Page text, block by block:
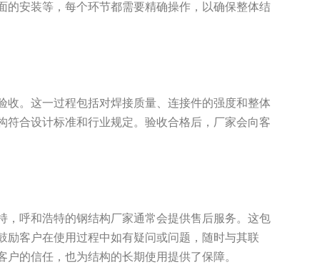
安装等，每个环节都需要精确操作，以确保整体结
。这一过程包括对焊接质量、连接件的强度和整体
合设计标准和行业规定。验收合格后，厂家会向客
，呼和浩特的钢结构厂家通常会提供售后服务。这包
客户在使用过程中如有疑问或问题，随时与其联
的信任，也为结构的长期使用提供了保障。